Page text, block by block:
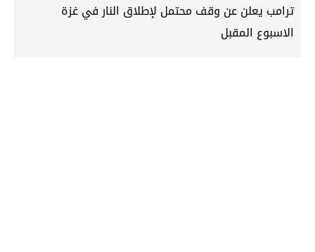
ترامب يعلن عن وقف محتمل لإطلاق النار في غزة
الاسبوع المقبل